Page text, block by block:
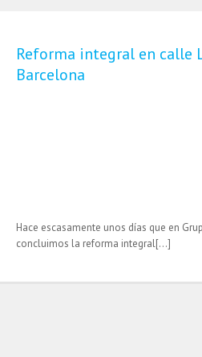
Reforma integral en calle
Barcelona
Hace escasamente unos días que en
concluimos la reforma integral[…]